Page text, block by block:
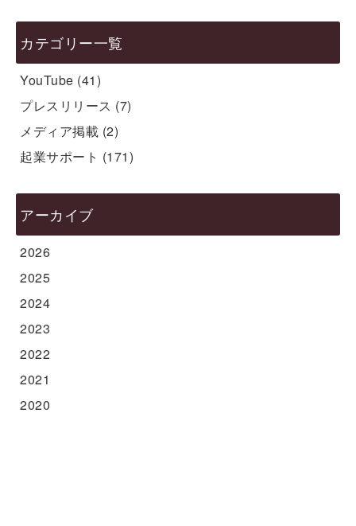
カテゴリー一覧
YouTube (41)
プレスリリース (7)
メディア掲載 (2)
起業サポート (171)
アーカイブ
2026
2025
2024
2023
2022
2021
2020